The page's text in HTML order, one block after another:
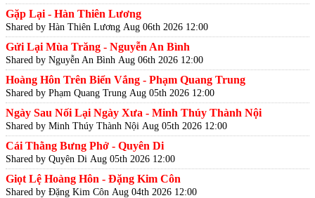
Gặp Lại - Hàn Thiên Lương
Shared by Hàn Thiên Lương Aug 06th 2026 12:00
Gửi Lại Mùa Trăng - Nguyễn An Bình
Shared by Nguyễn An Bình Aug 06th 2026 12:00
Hoàng Hôn Trên Biển Vắng - Phạm Quang Trung
Shared by Phạm Quang Trung Aug 05th 2026 12:00
Ngày Sau Nối Lại Ngày Xưa - Minh Thúy Thành Nội
Shared by Minh Thúy Thành Nội Aug 05th 2026 12:00
Cái Thằng Bưng Phở - Quyên Di
Shared by Quyên Di Aug 05th 2026 12:00
Giọt Lệ Hoàng Hôn - Đặng Kim Côn
Shared by Đặng Kim Côn Aug 04th 2026 12:00